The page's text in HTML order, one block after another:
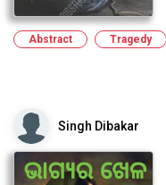
Abstract Tragedy
Singh Dibakar